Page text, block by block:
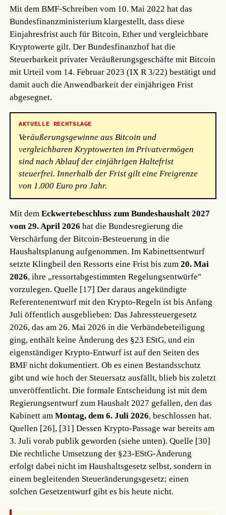
Mit dem BMF-Schreiben vom 10. Mai 2022 hat das
Bundesfinanzministerium klargestellt, dass diese
Einjahresfrist auch für Bitcoin, Ether und vergleichbare
Kryptowerte gilt. Der Bundesfinanzhof hat die
Steuerbarkeit privater Veräußerungsgeschäfte mit Bitcoin
mit Urteil vom 14. Februar 2023 (IX R 3/22) bestätigt und
damit auch die Anwendbarkeit der einjährigen Frist
abgesegnet.
AKTUELLE RECHTSLAGE
Veräußerungsgewinne aus Bitcoin und
vergleichbaren Kryptowerten im Privatvermögen
sind nach Ablauf der einjährigen Haltefrist
steuerfrei. Innerhalb der Frist gilt eine Freigrenze
von 1.000 Euro pro Jahr.
Mit demEckwertebeschluss zum Bundeshaushalt 2027
vom 29. April 2026 hat die Bundesregierung die
Verschärfung der Bitcoin-Besteuerung in die
Haushaltsplanung aufgenommen. Im Kabinettsentwurf
setzte Klingbeil den Ressorts eine Frist bis zum20. Mai
2026, ihre „ressortabgestimmten Regelungsentwürfe"
vorzulegen.Quelle [17] Der daraus angekündigte
Referentenentwurf mit den Krypto-Regeln ist bis Anfang
Juli öffentlich ausgeblieben: Das Jahressteuergesetz
2026, das am 26. Mai 2026 in die Verbändebeteiligung
ging, enthält keine Änderung des §23 EStG, und ein
eigenständiger Krypto-Entwurf ist auf den Seiten des
BMF nicht dokumentiert. Ob es einen Bestandsschutz
gibt und wie hoch der Steuersatz ausfällt, blieb bis zuletzt
unveröffentlicht. Die formale Entscheidung ist mit dem
Regierungsentwurf zum Haushalt 2027 gefallen, den das
Kabinett amMontag, dem 6. Juli 2026, beschlossen hat.
Quellen [26], [31] Dessen Krypto-Passage war bereits am
3. Juli vorab publik geworden (siehe unten).Quelle [30]
Die rechtliche Umsetzung der §23-EStG-Änderung
erfolgt dabei nicht im Haushaltsgesetz selbst, sondern in
einem begleitenden Steueränderungsgesetz; einen
solchen Gesetzentwurf gibt es bis heute nicht.